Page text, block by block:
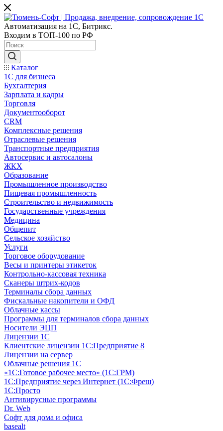
Автоматизация на 1С, Битрикс.
Входим в ТОП-100 по РФ
Каталог
1С для бизнеса
Бухгалтерия
Зарплата и кадры
Торговля
Документооборот
CRM
Комплексные решения
Отраслевые решения
Транспортные предприятия
Автосервис и автосалоны
ЖКХ
Образование
Промышленное производство
Пищевая промышленность
Строительство и недвижимость
Государственные учреждения
Медицина
Общепит
Сельское хозяйство
Услуги
Торговое оборудование
Весы и принтеры этикеток
Контрольно-кассовая техника
Сканеры штрих-кодов
Терминалы сбора данных
Фискальные накопители и ОФД
Облачные кассы
Программы для терминалов сбора данных
Носители ЭЦП
Лицензии 1С
Клиентские лицензии 1С:Предприятие 8
Лицензии на сервер
Облачные решения 1С
«1C:Готовое рабочее место» (1С:ГРМ)
1С:Предприятие через Интернет (1С:Фреш)
1С:Просто
Антивирусные программы
Dr. Web
Софт для дома и офиса
basealt